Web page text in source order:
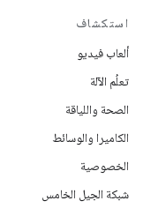
استكشاف
ألعاب فيديو
تعلُم الآلة
الصحة واللياقة
الكاميرا والوسائط
الخصوصية
شبكة الجيل الخامس